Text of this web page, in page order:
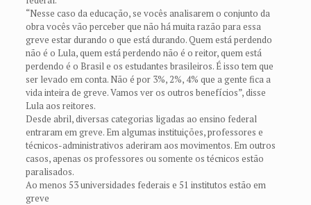
“Nesse caso da educação, se vocês analisarem o conjunto da
obra vocês vão perceber que não há muita razão para essa
greve estar durando o que está durando. Quem está perdendo
não é o Lula, quem está perdendo não é o reitor, quem está
perdendo é o Brasil e os estudantes brasileiros. É isso tem que
ser levado em conta. Não é por 3%, 2%, 4% que a gente fica a
vida inteira de greve. Vamos ver os outros benefícios”, disse
Lula aos reitores.
Desde abril, diversas categorias ligadas ao ensino federal
entraram em greve. Em algumas instituições, professores e
técnicos-administrativos aderiram aos movimentos. Em outros
casos, apenas os professores ou somente os técnicos estão
paralisados.
Ao menos 53 universidades federais e 51 institutos estão em
greve